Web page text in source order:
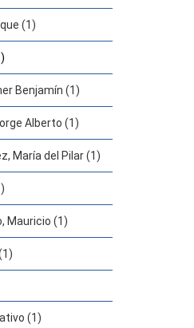
(1)
Benjamín (1)
Alberto (1)
María del Pilar (1)
Mauricio (1)
(1)